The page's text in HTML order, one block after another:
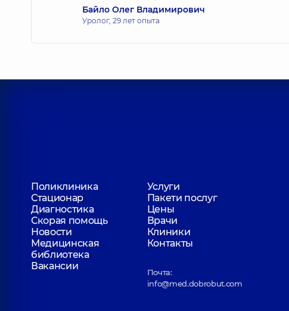
Байло Олег Владимирович
Уролог, 29 лет опыта
Поликлиника
Услуги
Стационар
Пакети послуг
Диагностика
Цены
Скорая помощь
Врачи
Новости
Клиники
Медицинская
библиотека
Контакты
Вакансии
Почта:
info@med.dobrobut.com